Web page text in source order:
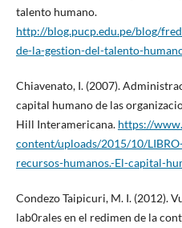
talento humano.
http://blog.pucp.edu.pe/blog/
de-la-gestion-del-talento-
Chiavenato, I. (2007).
capital humano de las
Hill Interamericana. https://
content/uploads/2015/10/
recursos-humanos.-El-capital-
Condezo Taipicuri, M. I. (2012).
lab0rales en el redimen de la